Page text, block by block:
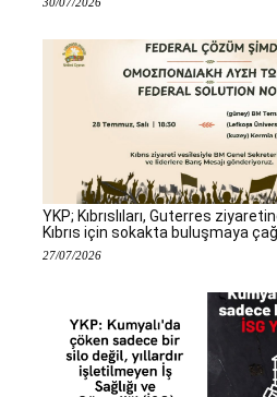
YKP; Kıbrıslıları, Guterres
Kıbrıs için sokakta buluşmaya
27/07/2026